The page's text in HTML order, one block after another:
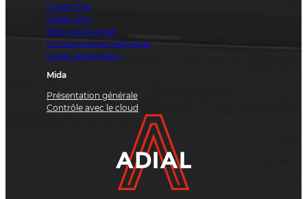
Casier frais
Casier secs
Bâtir votre projet
Un partenariat historique
Casier alimentaire
Mida
Présentation générale
Contrôle avec le cloud